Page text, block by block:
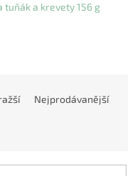
tuňák a krevety 156 g
Nejprodávanější